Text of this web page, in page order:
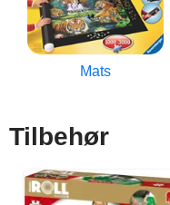
Mats
Tilbehør